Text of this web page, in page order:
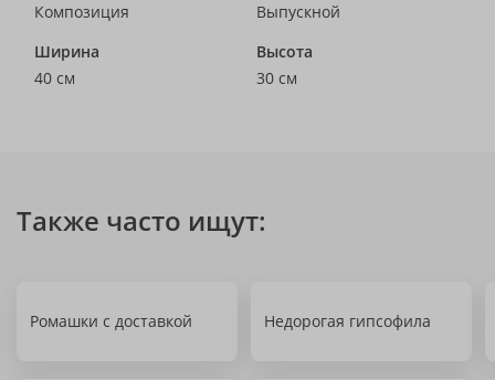
Композиция
Выпускной
Ширина
40 см
Высота
30 см
Также часто ищут:
Ромашки с доставкой Недорогая гипсофила